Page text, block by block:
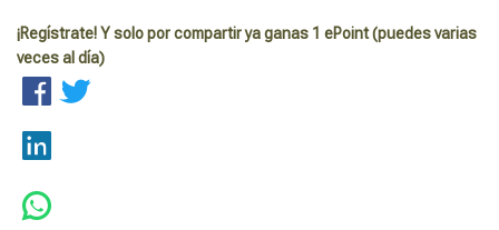
¡Regístrate! Y solo por compartir ya ganas 1 ePoint (puedes varias
veces al día)